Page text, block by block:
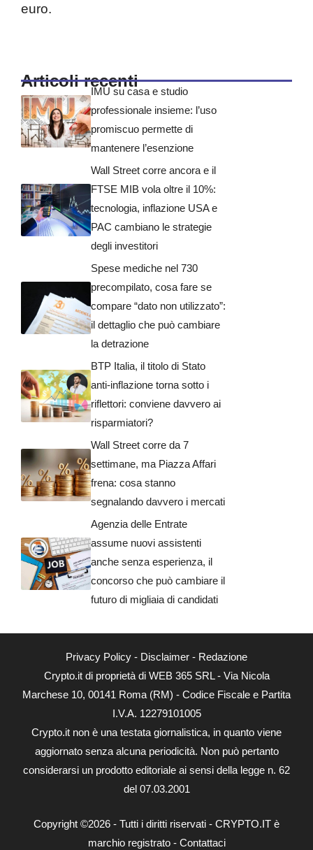
euro.
Articoli recenti
IMU su casa e studio
professionale insieme: l’uso
promiscuo permette di
mantenere l’esenzione
Wall Street corre ancora e il
FTSE MIB vola oltre il 10%:
tecnologia, inflazione USA e
PAC cambiano le strategie
degli investitori
Spese mediche nel 730
precompilato, cosa fare se
compare “dato non utilizzato”:
il dettaglio che può cambiare
la detrazione
BTP Italia, il titolo di Stato
anti-inflazione torna sotto i
riflettori: conviene davvero ai
risparmiatori?
Wall Street corre da 7
settimane, ma Piazza Affari
frena: cosa stanno
segnalando davvero i mercati
Agenzia delle Entrate
assume nuovi assistenti
anche senza esperienza, il
concorso che può cambiare il
futuro di migliaia di candidati
Privacy Policy - Disclaimer - Redazione
Crypto.it di proprietà di WEB 365 SRL - Via Nicola
Marchese 10, 00141 Roma (RM) - Codice Fiscale e Partita
I.V.A. 12279101005
Crypto.it non è una testata giornalistica, in quanto viene
aggiornato senza alcuna periodicità. Non può pertanto
considerarsi un prodotto editoriale ai sensi della legge n. 62
del 07.03.2001
Copyright ©2026 - Tutti i diritti riservati - CRYPTO.IT è
marchio registrato - Contattaci